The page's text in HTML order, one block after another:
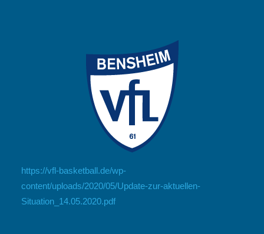
https://vfl-basketball.de/wp-
content/uploads/2020/05/Update-zur-aktuellen-
Situation_14.05.2020.pdf